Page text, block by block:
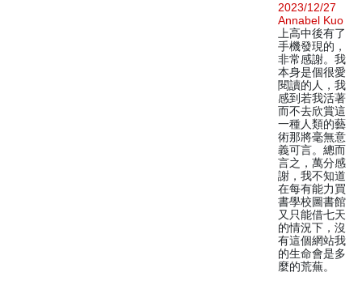
2023/12/27
Annabel Kuo
上高中後有了
手機發現的，
非常感謝。我
本身是個很愛
閱讀的人，我
感到若我活著
而不去欣賞這
一種人類的藝
術那將毫無意
義可言。總而
言之，萬分感
謝，我不知道
在每有能力買
書學校圖書館
又只能借七天
的情況下，沒
有這個網站我
的生命會是多
麼的荒蕪。